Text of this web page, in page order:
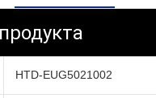
HTD-EUG5021002